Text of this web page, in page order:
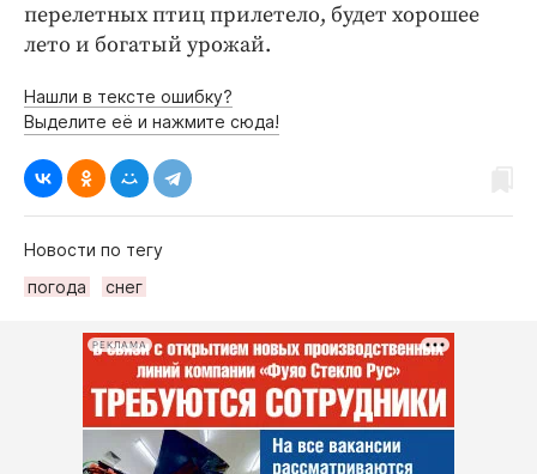
перелетных птиц прилетело, будет хорошее
лето и богатый урожай.
Нашли в тексте ошибку?
Выделите её и нажмите сюда!
Новости по тегу
погода
снег
РЕКЛАМА